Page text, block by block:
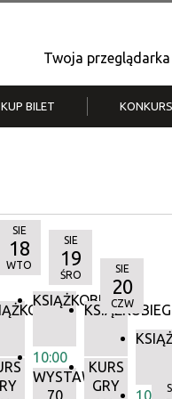
Twoja
KUP BILET
T.
SIE
18
WTO
KSIĄŻKOBIEG
10:00
WYSTAWA:
70
SIE
19
ŚRO
KSIĄŻKOBIEG
KURS
GRY
SIE
20
CZW
10:00